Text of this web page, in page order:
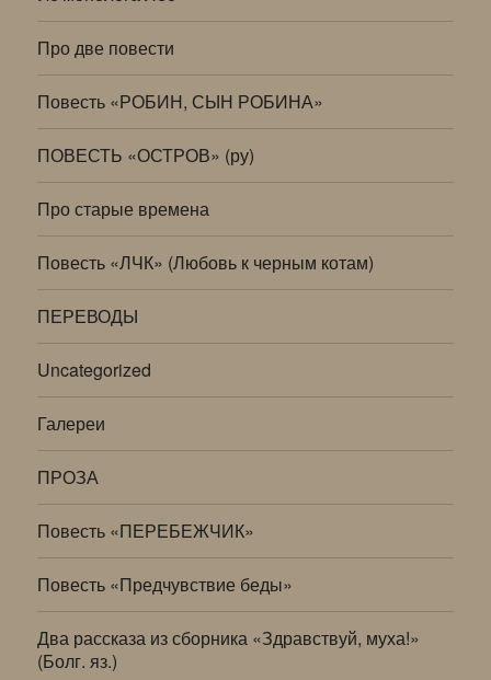
Про две повести
Повесть «РОБИН, СЫН РОБИНА»
ПОВЕСТЬ «ОСТРОВ» (ру)
Про старые времена
Повесть «ЛЧК» (Любовь к черным котам)
ПЕРЕВОДЫ
Uncategorized
Галереи
ПРОЗА
Повесть «ПЕРЕБЕЖЧИК»
Повесть «Предчувствие беды»
Два рассказа из сборника «Здравствуй, муха!»
(Болг. яз.)